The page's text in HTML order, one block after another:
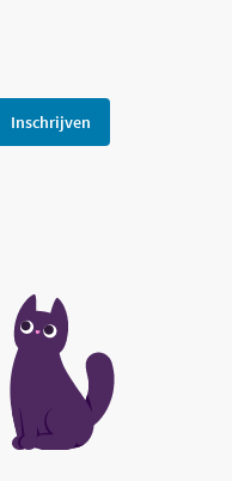
Inschrijven